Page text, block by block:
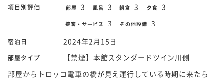
項目別評価 部屋 3 風呂 3 朝食 3 夕食 3
接客・サービス 3 その他設備 3
宿泊日 2024年2月15日
部屋タイプ
【禁煙】本館スタンダードツイン川側
部屋からトロッコ電車の橋が見え運行している時期に来たら